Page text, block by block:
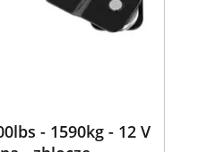
- 1590kg - 12 V